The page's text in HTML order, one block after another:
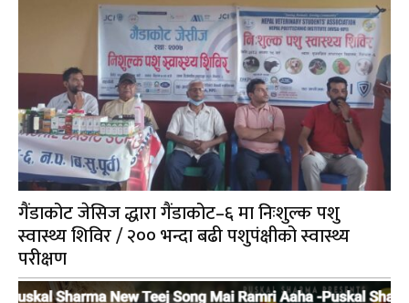
गैंडाकोट जेसिज द्धारा गैंडाकोट–६ मा निःशुल्क पशु
स्वास्थ्य शिविर / २०० भन्दा बढी पशुपंक्षीको स्वास्थ्य
परीक्षण